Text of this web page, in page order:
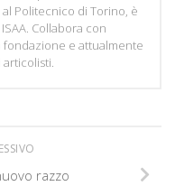
Politecnico di Torino, è
Collabora con
fondazione e attualmente
articolisti.
razzo